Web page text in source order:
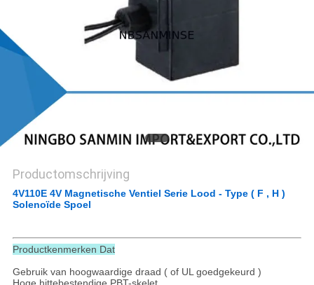
Productomschrijving
4V110E 4V Magnetische Ventiel Serie Lood - Type ( F , H )
Solenoïde Spoel
Productkenmerken Dat
Gebruik van hoogwaardige draad ( of UL goedgekeurd )